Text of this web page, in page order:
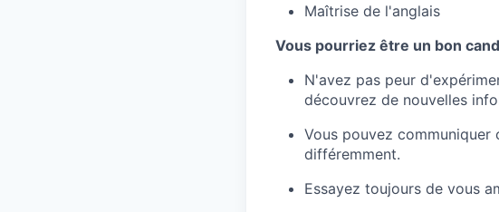
Maîtrise de l'anglais
Vous pourriez être un bon
N'avez pas peur
découvrez de nouvelles
Vous pouvez
différemment.
Essayez toujours de vous